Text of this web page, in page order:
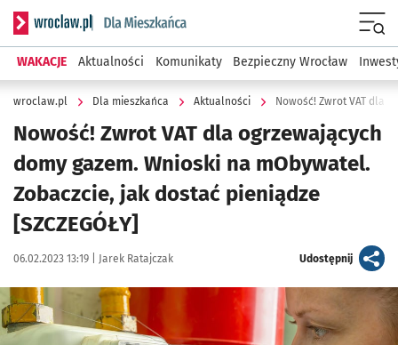
Serwis informacyjny wroclaw.pl podserwis: Dla mieszkańca
WAKACJE Aktualności Komunikaty Bezpieczny Wrocław
wroclaw.pl Dla mieszkańca Aktualności
Nowość! Zwrot VAT dla ogrzewających
domy gazem. Wnioski na mObywatel.
Zobaczcie, jak dostać pieniądze
[SZCZEGÓŁY]
Data publikacji:
06.02.2023 13:19 | Autor:
Jarek Ratajczak Udostępnijartykuł
Kliknij, aby powiększyć